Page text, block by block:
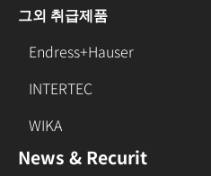
그외 취급제품
Endress+Hauser
INTERTEC
WIKA
News & Recurit